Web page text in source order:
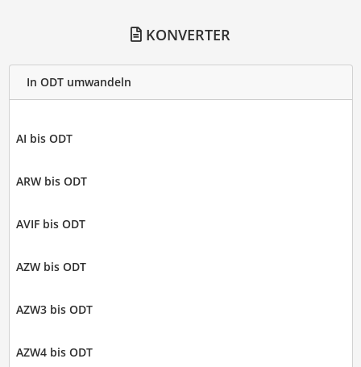
KONVERTER
In ODT umwandeln
AI bis ODT
ARW bis ODT
AVIF bis ODT
AZW bis ODT
AZW3 bis ODT
AZW4 bis ODT